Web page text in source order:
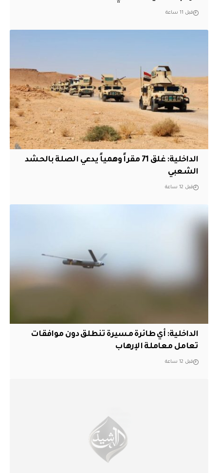
قبل 11 ساعة
الداخلية: غلق 71 مقراً وهمياً يدعي الصلة بالحشد
الشعبي
قبل 12 ساعة
الداخلية: أي طائرة مسيرة تنطلق دون موافقات
تعامل معاملة الإرهاب
قبل 12 ساعة